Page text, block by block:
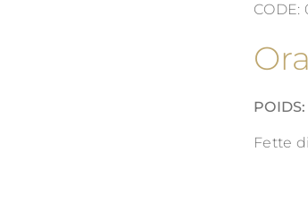
CODE:
Fette